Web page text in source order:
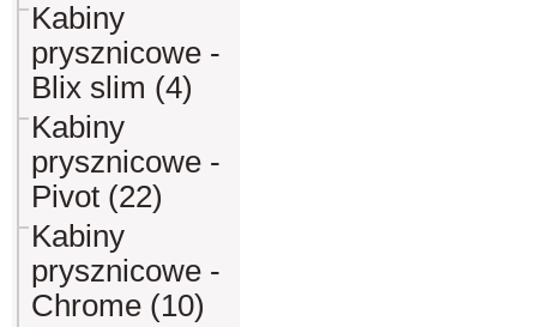
Kabiny
prysznicowe -
Blix slim (4)
Kabiny
prysznicowe -
Pivot (22)
Kabiny
prysznicowe -
Chrome (10)